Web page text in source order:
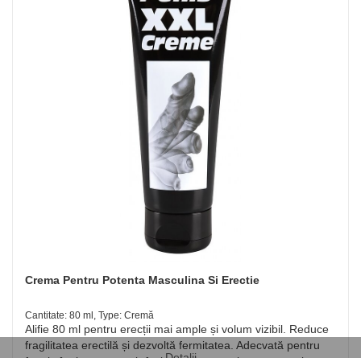
Crema Pentru Potenta Masculina Si Erectie
Cantitate: 80 ml, Type: Cremă
Alifie 80 ml pentru erecții mai ample și volum vizibil. Reduce
fragilitatea erectilă și dezvoltă fermitatea. Adecvată pentru